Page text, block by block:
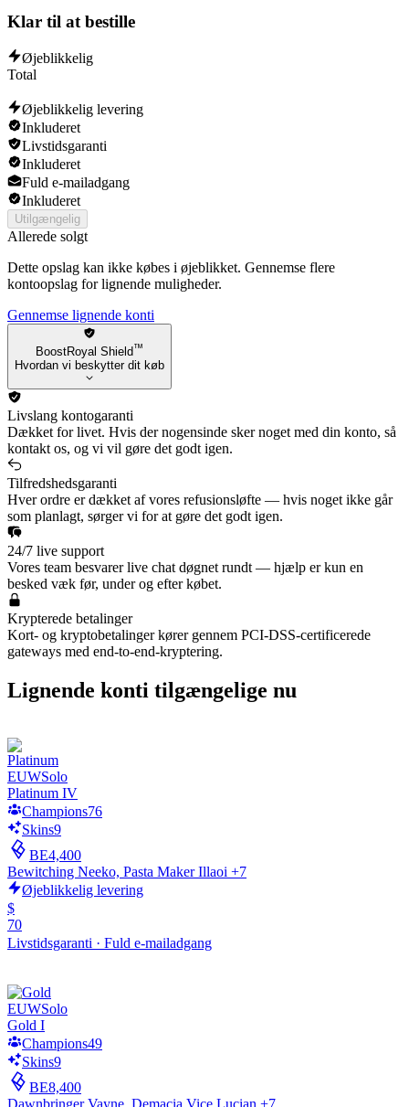
Klar til at bestille
Øjeblikkelig
Total
Øjeblikkelig levering
Inkluderet
Livstidsgaranti
Inkluderet
Fuld e-mailadgang
Inkluderet
Utilgængelig
Allerede solgt
Dette opslag kan ikke købes i øjeblikket. Gennemse flere
kontoopslag for lignende muligheder.
Gennemse lignende konti
BoostRoyal Shield™
Hvordan vi beskytter dit køb
Livslang kontogaranti
Dækket for livet. Hvis der nogensinde sker noget med din konto, så
kontakt os, og vi vil gøre det godt igen.
Tilfredshedsgaranti
Hver ordre er dækket af vores refusionsløfte — hvis noget ikke går
som planlagt, sørger vi for at gøre det godt igen.
24/7 live support
Vores team besvarer live chat døgnet rundt — hjælp er kun en
besked væk før, under og efter købet.
Krypterede betalinger
Kort- og kryptobetalinger kører gennem PCI-DSS-certificerede
gateways med end-to-end-kryptering.
Lignende konti tilgængelige nu
EUWSolo
Platinum IV
Champions76
Skins9
BE4,400
Bewitching Neeko, Pasta Maker Illaoi +7
Øjeblikkelig levering
$
70
Livstidsgaranti · Fuld e-mailadgang
EUWSolo
Gold I
Champions49
Skins9
BE8,400
Dawnbringer Vayne, Demacia Vice Lucian +7